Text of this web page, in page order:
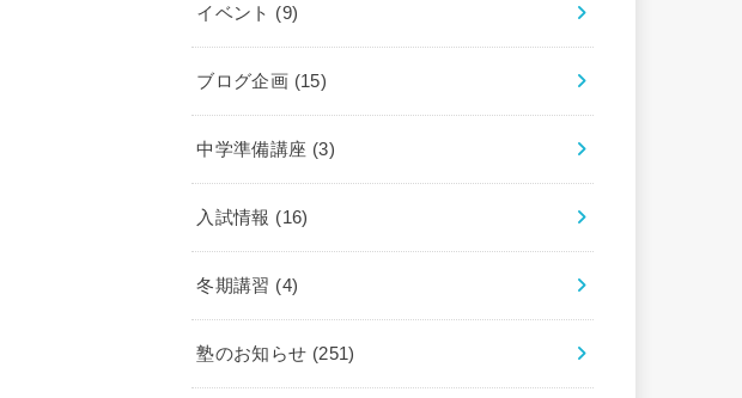
イベント (9)
ブログ企画 (15)
中学準備講座 (3)
入試情報 (16)
冬期講習 (4)
塾のお知らせ (251)